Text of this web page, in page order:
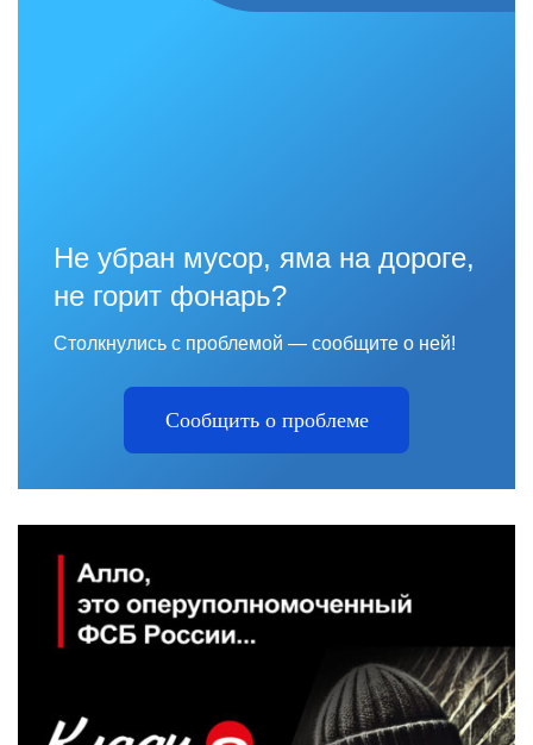
Не убран мусор, яма на дороге,
не горит фонарь?
Столкнулись с проблемой — сообщите о ней!
Сообщить о проблеме